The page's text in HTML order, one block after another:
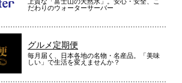
だわりのウォーターサーバー
グルメ定期便
毎月届く、日本各地の名物・名産品。「美味
しい」で生活を変えませんか？